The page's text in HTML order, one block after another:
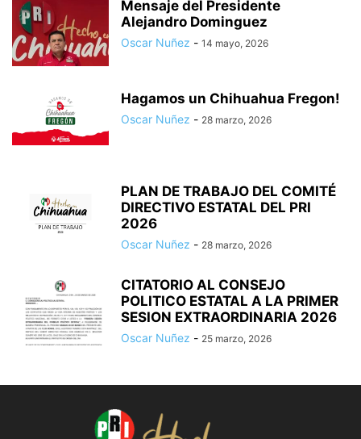
Mensaje del Presidente
Alejandro Dominguez
Oscar Nuñez - 14 mayo, 2026
Hagamos un Chihuahua Fregon!
Oscar Nuñez - 28 marzo, 2026
PLAN DE TRABAJO DEL COMITÉ
DIRECTIVO ESTATAL DEL PRI
2026
Oscar Nuñez - 28 marzo, 2026
CITATORIO AL CONSEJO
POLITICO ESTATAL A LA PRIMER
SESION EXTRAORDINARIA 2026
Oscar Nuñez - 25 marzo, 2026